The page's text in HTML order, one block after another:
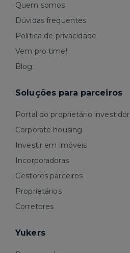
Quem somos
Dúvidas frequentes
Política de privacidade
Vem pro time!
Blog
Soluções para parceiros
Portal do proprietário investidor
Corporate housing
Investir em imóveis
Incorporadoras
Gestores parceiros
Proprietários
Corretores
Yukers